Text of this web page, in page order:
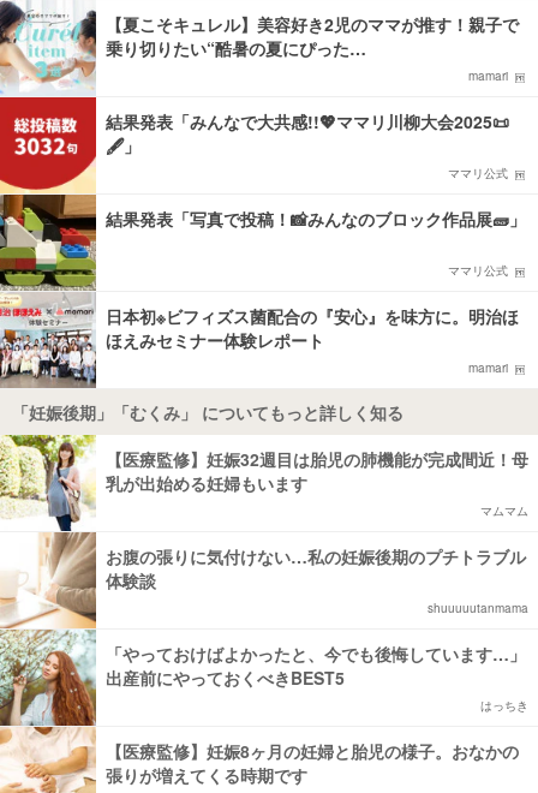
【夏こそキュレル】美容好き2児のママが推す！親子で
乗り切りたい“酷暑の夏にぴった…
mamari
結果発表「みんなで大共感!!💖ママリ川柳大会2025📜
🖋️」
ママリ公式
結果発表「写真で投稿！📸みんなのブロック作品展🧱」
ママリ公式
日本初※ビフィズス菌配合の『安心』を味方に。明治ほ
ほえみセミナー体験レポート
mamari
「妊娠後期」「むくみ」 についてもっと詳しく知る
【医療監修】妊娠32週目は胎児の肺機能が完成間近！母
乳が出始める妊婦もいます
マムマム
お腹の張りに気付けない…私の妊娠後期のプチトラブル
体験談
shuuuuutanmama
「やっておけばよかったと、今でも後悔しています…」
出産前にやっておくべきBEST5
はっちき
【医療監修】妊娠8ヶ月の妊婦と胎児の様子。おなかの
張りが増えてくる時期です